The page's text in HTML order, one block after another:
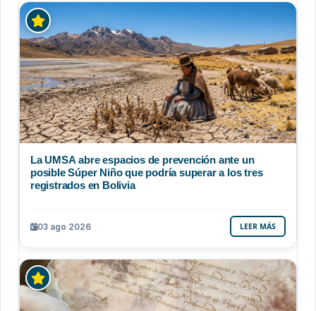
La UMSA abre espacios de prevención ante un
posible Súper Niño que podría superar a los tres
registrados en Bolivia
03 ago 2026 LEER MÁS